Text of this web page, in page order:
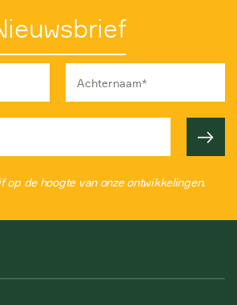
op de hoogte van onze ontwikkelingen.